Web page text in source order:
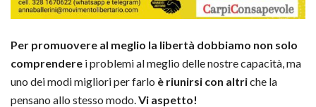
Per promuovere al meglio la libertà dobbiamo non solo
comprendere i problemi al meglio delle nostre capacità, ma
uno dei modi migliori per farlo è riunirsi con altriche la
pensano allo stesso modo.Vi aspetto!